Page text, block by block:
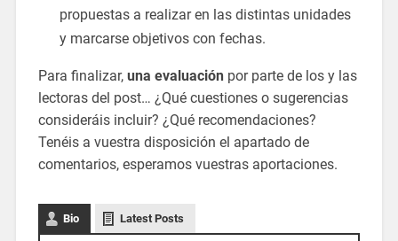
propuestas a realizar en las distintas unidades
y marcarse objetivos con fechas.
Para finalizar, una evaluaciónpor parte de los y las
lectoras del post… ¿Qué cuestiones o sugerencias
consideráis incluir? ¿Qué recomendaciones?
Tenéis a vuestra disposición el apartado de
comentarios, esperamos vuestras aportaciones.
Bio Latest Posts